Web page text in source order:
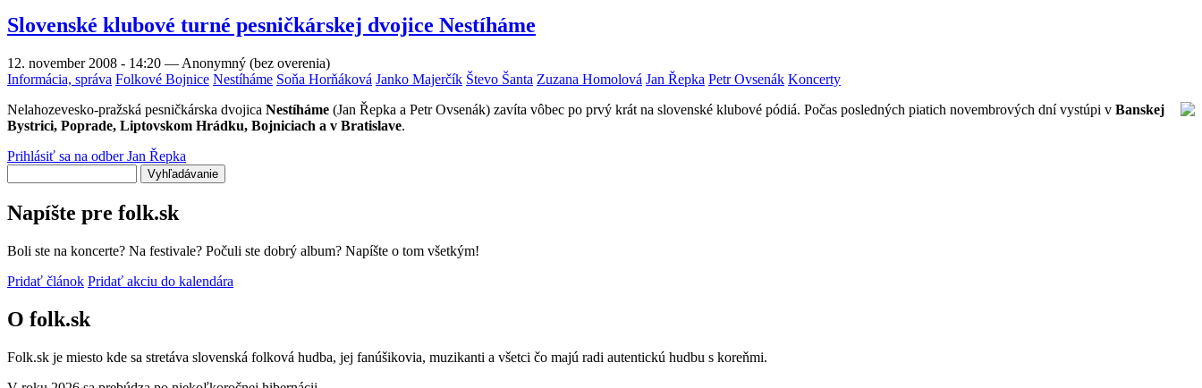
Slovenské klubové turné pesničkárskej dvojice Nestíháme
12. november 2008 - 14:20 — Anonymný (bez overenia)
Informácia, správa Folkové Bojnice Nestíháme Soňa Horňáková Janko Majerčík Števo Šanta Zuzana Homolová Jan Řepka Petr Ovsenák Koncerty
Nelahozevesko-pražská pesničkárska dvojica Nestíháme (Jan Řepka a Petr Ovsenák) zavíta vôbec po prvý krát na slovenské klubové pódiá. Počas posledných piatich novembrových dní vystúpi v Banskej
Bystrici, Poprade, Liptovskom Hrádku, Bojniciach a v Bratislave.
Prihlásiť sa na odber Jan Řepka
Napíšte pre folk.sk
Boli ste na koncerte? Na festivale? Počuli ste dobrý album? Napíšte o tom všetkým!
Pridať článok Pridať akciu do kalendára
O folk.sk
Folk.sk je miesto kde sa stretáva slovenská folková hudba, jej fanúšikovia, muzikanti a všetci čo majú radi autentickú hudbu s koreňmi.